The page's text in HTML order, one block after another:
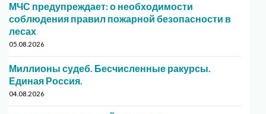
МЧС предупреждает: о необходимости
соблюдения правил пожарной безопасности в
лесах
05.08.2026
Миллионы судеб. Бесчисленные ракурсы.
Единая Россия.
04.08.2026